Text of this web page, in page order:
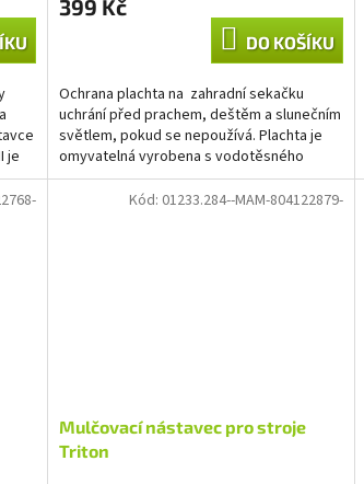
je
399 Kč
DO KOŠÍKU
Ochrana plachta na zahradní sekačku
uchrání před prachem, deštěm a slunečním
světlem, pokud se nepoužívá. Plachta je
omyvatelná vyrobena s vodotěsného
polyethylenu s...
Mulčovací nástavec pro stroje
Triton
Kód: 01233.284--MAM-804122879-